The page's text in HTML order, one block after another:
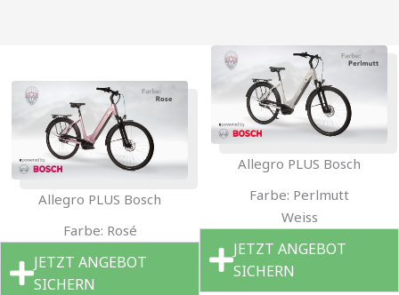
Allegro PLUS Bosch
Farbe: Rosé
JETZT ANGEBOT
SICHERN
Allegro PLUS Bosch
Farbe: Perlmutt
Weiss
JETZT ANGEBOT
SICHERN